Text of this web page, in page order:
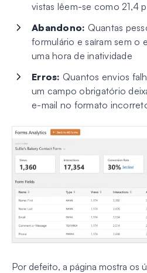
vistas lêem-se como 21,4
Abandono: Quantas
formulário e saíram sem o
uma hora de inatividade
Erros: Quantos envios
um campo obrigatório
e-mail no formato
Por defeito, a página mostra os